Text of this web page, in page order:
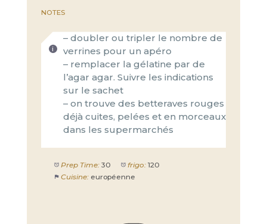
NOTES
– doubler ou tripler le nombre de
verrines pour un apéro
– remplacer la gélatine par de
l’agar agar. Suivre les indications
sur le sachet
– on trouve des betteraves rouges
déjà cuites, pelées et en morceaux
dans les supermarchés
Prep Time: 30 frigo: 120
Cuisine: européenne